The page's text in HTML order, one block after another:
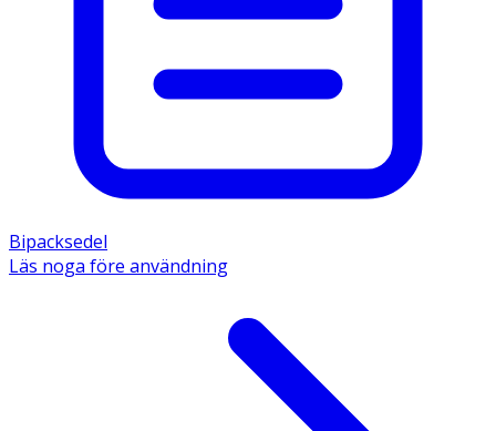
Bipacksedel
Läs noga före användning